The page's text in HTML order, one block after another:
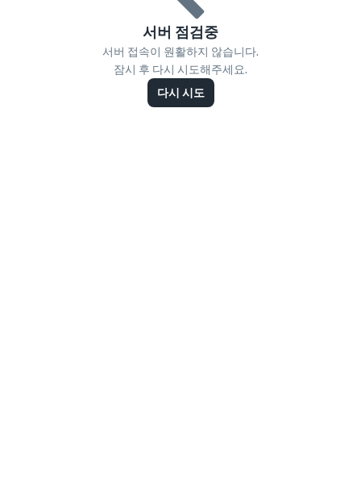
서버 점검중
서버 접속이 원활하지 않습니다.
잠시 후 다시 시도해주세요.
다시 시도